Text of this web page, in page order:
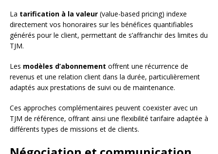
La tarification à la valeur (value-based pricing) indexe
directement vos honoraires sur les bénéfices quantifiables
générés pour le client, permettant de s’affranchir des limites du
TJM.
Les modèles d’abonnement offrent une récurrence de
revenus et une relation client dans la durée, particulièrement
adaptés aux prestations de suivi ou de maintenance.
Ces approches complémentaires peuvent coexister avec un
TJM de référence, offrant ainsi une flexibilité tarifaire adaptée à
différents types de missions et de clients.